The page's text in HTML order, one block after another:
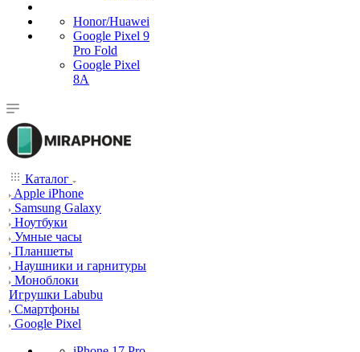
Honor/Huawei
Google Pixel 9
Pro Fold
Google Pixel
8A
Каталог
Apple iPhone
Samsung Galaxy
Ноутбуки
Умные часы
Планшеты
Наушники и гарнитуры
Моноблоки
Игрушки Labubu
Смартфоны
Google Pixel